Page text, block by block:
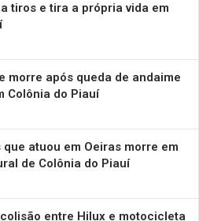
tiros e tira a própria vida em
morre após queda de andaime
Colônia do Piauí
atuou em Oeiras morre em
de Colônia do Piauí
entre Hilux e motocicleta